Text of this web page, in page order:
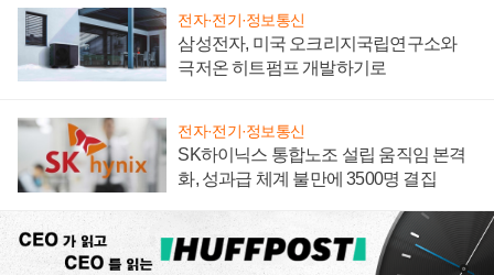
전자·전기·정보통신
삼성전자, 미국 오크리지국립연구소와
극저온 히트펌프 개발하기로
전자·전기·정보통신
SK하이닉스 통합노조 설립 움직임 본격
화, 성과급 체계 불만에 3500명 결집